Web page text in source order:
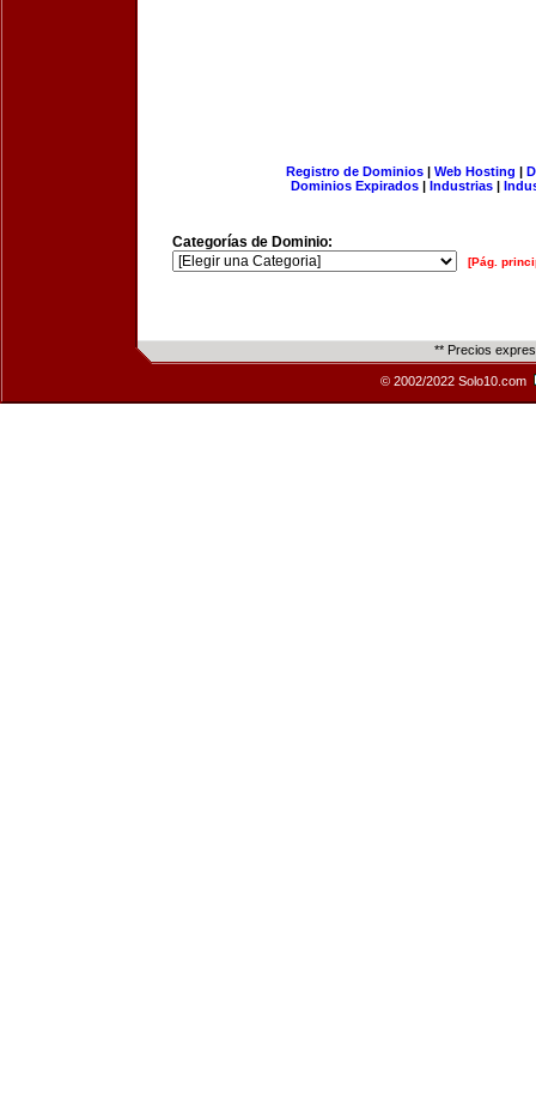
Registro de Dominios| Web Hosting |
Dominios Expirados | Industrias |
Categorías de Dominio:
[Pág.
** Precios
© 2002/2022 Solo10.com